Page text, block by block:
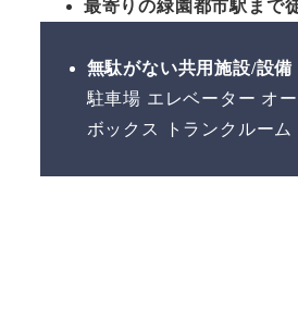
最寄りの緑園都市駅まで
無駄がない共用施設/設備
駐車場 エレベーター オ
ボックス トランクルーム